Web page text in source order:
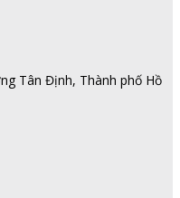
Tân Định, Thành phố Hồ